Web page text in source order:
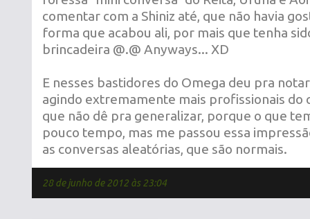
comentar com a Shiniz até, que não havia
forma que acabou ali, por mais que tenha
brincadeira @.@ Anyways... XD
E nesses bastidores do Omega deu pra
agindo extremamente mais profissionais do
que não dê pra generalizar, porque o que
pouco tempo, mas me passou essa
as conversas aleatórias, que são normais.
28 de junho de 2012 às 23:04